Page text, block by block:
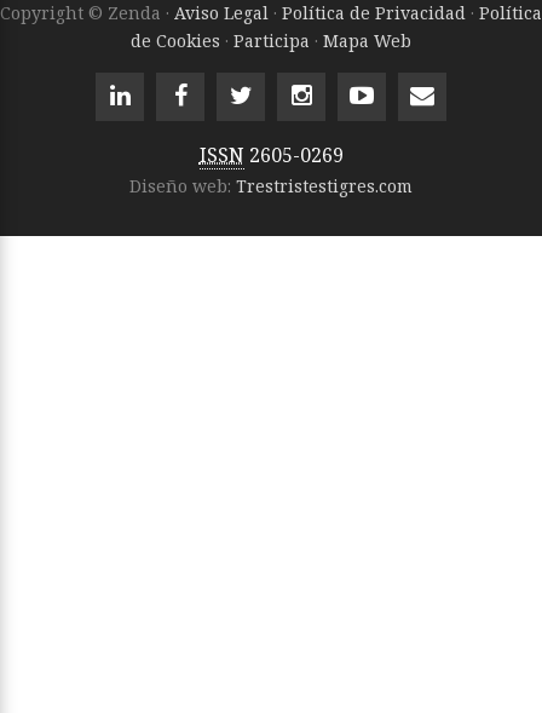
Copyright © Zenda · Aviso Legal · Política de Privacidad · Política
de Cookies · Participa · Mapa Web
ISSN 2605-0269
Diseño web: Trestristestigres.com